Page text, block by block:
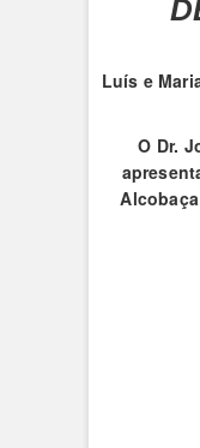
Luís e
O Dr.